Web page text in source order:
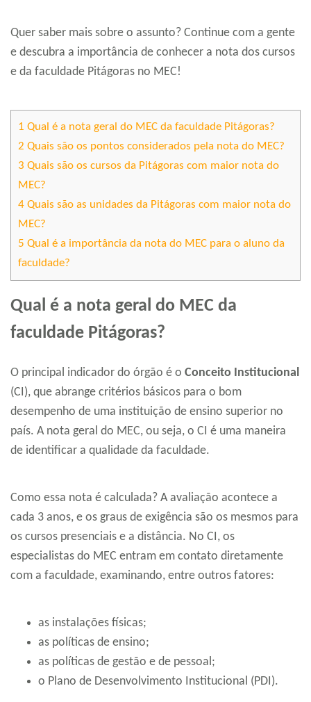
Quer saber mais sobre o assunto? Continue com a gente
e descubra a importância de conhecer a nota dos cursos
e da faculdade Pitágoras no MEC!
1 Qual é a nota geral do MEC da faculdade Pitágoras?
2 Quais são os pontos considerados pela nota do MEC?
3 Quais são os cursos da Pitágoras com maior nota do
MEC?
4 Quais são as unidades da Pitágoras com maior nota do
MEC?
5 Qual é a importância da nota do MEC para o aluno da
faculdade?
Qual é a nota geral do MEC da
faculdade Pitágoras?
O principal indicador do órgão é o Conceito Institucional
(CI), que abrange critérios básicos para o bom
desempenho de uma instituição de ensino superior no
país. A nota geral do MEC, ou seja, o CI é uma maneira
de identificar a qualidade da faculdade.
Como essa nota é calculada? A avaliação acontece a
cada 3 anos, e os graus de exigência são os mesmos para
os cursos presenciais e a distância. No CI, os
especialistas do MEC entram em contato diretamente
com a faculdade, examinando, entre outros fatores:
as instalações físicas;
as políticas de ensino;
as políticas de gestão e de pessoal;
o Plano de Desenvolvimento Institucional (PDI).